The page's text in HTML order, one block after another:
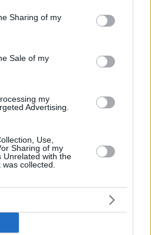
behaviour. You may click to
and its third-party tags to
purposes in below Google
Sharing of my
Sale of my
my
Advertising.
Use,
Sharing of my
Unrelated with the
collected.
Email